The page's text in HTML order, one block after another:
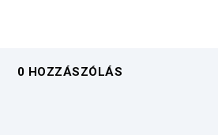
0 HOZZÁSZÓLÁS